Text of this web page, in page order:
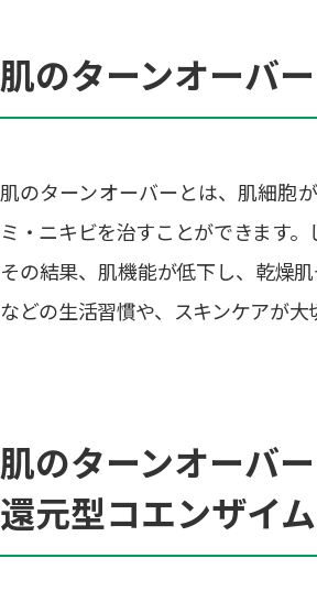
肌のターンオーバ
肌のターンオーバーとは、肌細胞
ミ・ニキビを治すことができます
その結果、肌機能が低下し、乾燥
などの生活習慣や、スキンケアが大
肌のターンオーバー
還元型コエンザイ